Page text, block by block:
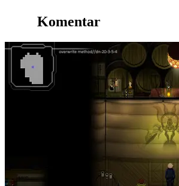
Komentar